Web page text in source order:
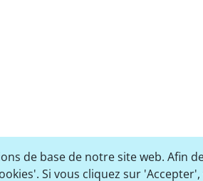
de base de notre site web. Afin
Si vous cliquez sur